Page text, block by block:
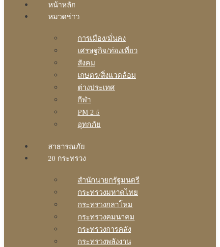
หน้าหลัก
หมวดข่าว
การเมือง/มั่นคง
เศรษฐกิจ/ท่องเที่ยว
สังคม
เกษตร/สิ่งแวดล้อม
ต่างประเทศ
กีฬา
PM 2.5
อุทกภัย
สาธารณภัย
20 กระทรวง
สํานักนายกรัฐมนตรี
กระทรวงมหาดไทย
กระทรวงกลาโหม
กระทรวงคมนาคม
กระทรวงการคลัง
กระทรวงพลังงาน